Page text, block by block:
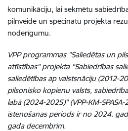
komunikāciju, lai sekmētu
pilnveidē un spēcinātu projekta
noderīgumu.
VPP programmas "Saliedētas un
attīstības" projekta "Sabiedrības
saliedētības ap valstsnāciju (2012-
pilsonisko kopienu valsts,
labā (2024-2025)" (VPP-KM-
īstenošanas periods ir no 2024.
gada decembrim.